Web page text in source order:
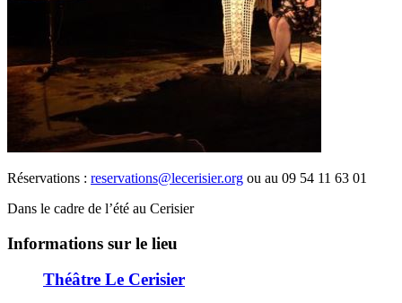
Réservations : reservations@lecerisier.org ou au 09 54 11 63 01
Dans le cadre de l’été au Cerisier
Informations sur le lieu
Théâtre Le Cerisier